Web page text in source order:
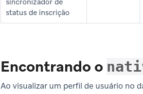
sincronizador de
status de inscrição
Encontrando o
Ao visualizar um perfil de usuário no